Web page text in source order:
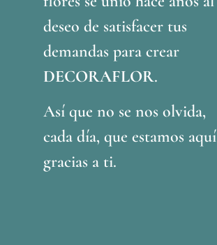
deseo de satisfacer tus
demandas para crear
DECORAFLOR.
Así que no se nos olvida,
cada día, que estamos aquí
gracias a ti.